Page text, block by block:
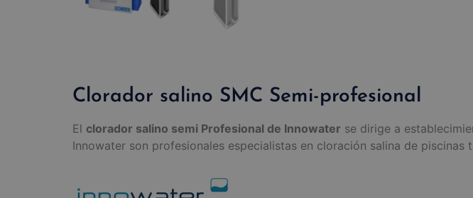
Clorador salino SMC Semi-profesional
El clorador salino semi Profesional de Innowater se dirige a
Innowater son profesionales especialistas en cloración salina de piscinas